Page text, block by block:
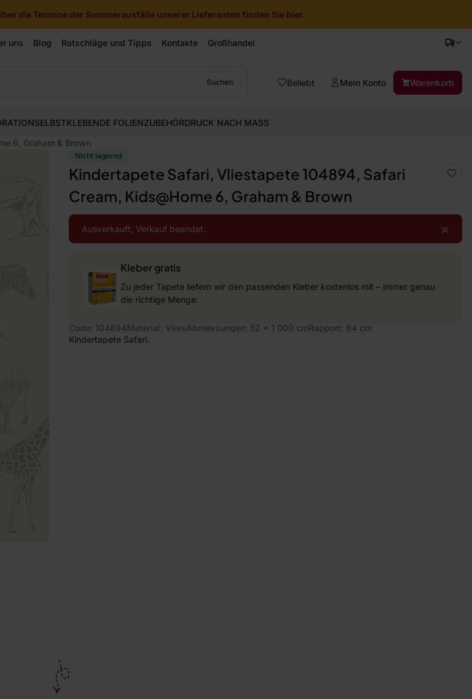
die Termine der Sommerausfälle unserer Lieferanten finden Sie hier.
uns Blog Ratschläge und Tipps Kontakte Großhandel
Suchen Beliebt Mein Konto Warenkorb
SELBSTKLEBENDE FOLIENZUBEHÖRDRUCK NACH MASS
6, Graham & Brown
Nicht lagernd
Kindertapete Safari, Vliestapete 104894, Safari
Cream, Kids@Home 6, Graham & Brown
×
Ausverkauft, Verkauf beendet.
Kleber gratis
Zu jeder Tapete liefern wir den passenden Kleber kostenlos mit – immer genau
die richtige Menge.
Code: 104894Material: VliesAbmessungen: 52 x 1 000 cmRapport: 64 cm
Kindertapete Safari.